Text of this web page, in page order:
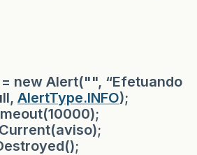
new Alert("", “Efetuando
AlertType.INFO);